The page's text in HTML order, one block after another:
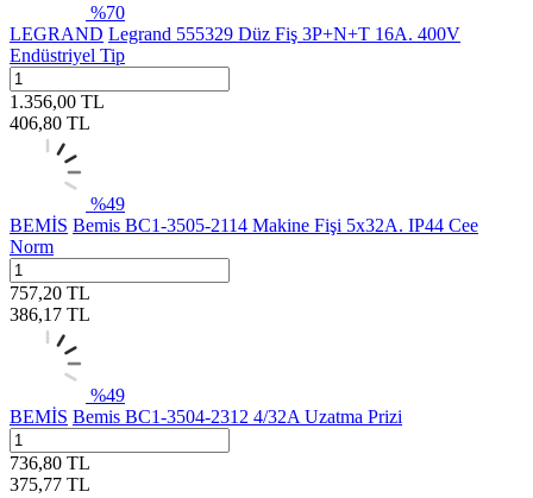
%70
LEGRAND Legrand 555329 Düz Fiş 3P+N+T 16A. 400V
Endüstriyel Tip
1.356,00 TL
406,80 TL
%49
BEMİS Bemis BC1-3505-2114 Makine Fişi 5x32A. IP44 Cee
Norm
757,20 TL
386,17 TL
%49
BEMİS Bemis BC1-3504-2312 4/32A Uzatma Prizi
736,80 TL
375,77 TL